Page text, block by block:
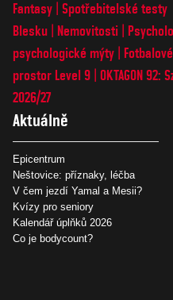
Fantasy Spotřebitelské testy
Blesku
Nemovitosti
psychologické mýty
prostor Level 9 OKTAGON
2026/27
Aktuálně
Epicentrum
Neštovice: příznaky, léčba
V čem jezdí Yamal a Mesii?
Kvízy pro seniory
Kalendář úplňků 2026
Co je bodycount?